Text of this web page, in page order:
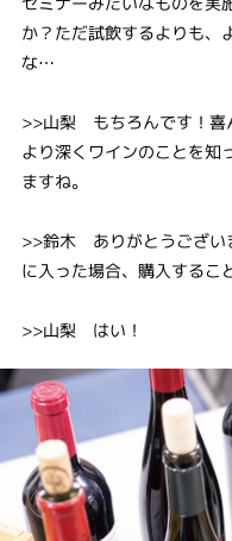
か？ただ試飲するよりも、
な…
>>山梨 もちろんです！喜
より深くワインのことを知
ますね。
>>鈴木 ありがとうござい
に入った場合、購入するこ
>>山梨 はい！